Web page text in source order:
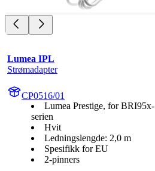
Lumea IPL
Strømadapter
CP0516/01
Lumea Prestige, for BRI95x-
serien
Hvit
Ledningslengde: 2,0 m
Spesifikk for EU
2-pinners